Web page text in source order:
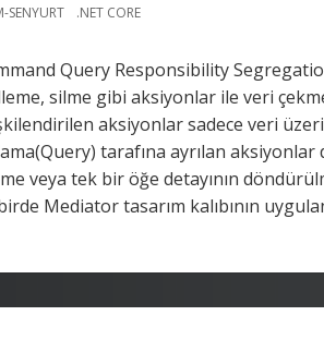
SENYURT .NET CORE
Query Responsibility
silme gibi aksiyonlar ile veri
aksiyonlar sadece veri
tarafına ayrılan
veya tek bir öğe detayının
Mediator tasarım kalıbının